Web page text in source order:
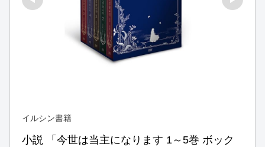
イルシン書籍
小説 「今世は当主になります 1～5巻 ボック